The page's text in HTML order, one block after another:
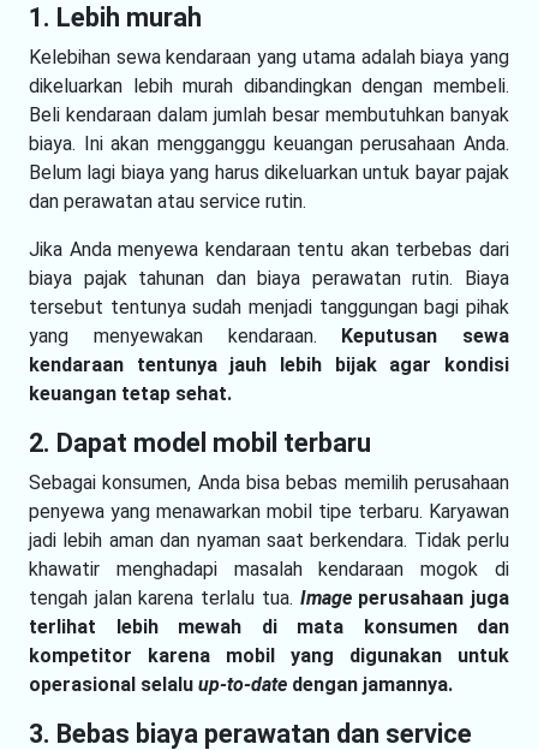
1. Lebih murah
Kelebihan sewa kendaraan yang utama adalah biaya yang
dikeluarkan lebih murah dibandingkan dengan membeli.
Beli kendaraan dalam jumlah besar membutuhkan banyak
biaya. Ini akan mengganggu keuangan perusahaan Anda.
Belum lagi biaya yang harus dikeluarkan untuk bayar pajak
dan perawatan atau service rutin.
Jika Anda menyewa kendaraan tentu akan terbebas dari
biaya pajak tahunan dan biaya perawatan rutin. Biaya
tersebut tentunya sudah menjadi tanggungan bagi pihak
yang menyewakan kendaraan. Keputusan sewa
kendaraan tentunya jauh lebih bijak agar kondisi
keuangan tetap sehat.
2. Dapat model mobil terbaru
Sebagai konsumen, Anda bisa bebas memilih perusahaan
penyewa yang menawarkan mobil tipe terbaru. Karyawan
jadi lebih aman dan nyaman saat berkendara. Tidak perlu
khawatir menghadapi masalah kendaraan mogok di
tengah jalan karena terlalu tua. Image perusahaan juga
terlihat lebih mewah di mata konsumen dan
kompetitor karena mobil yang digunakan untuk
operasional selalu up-to-date dengan jamannya.
3. Bebas biaya perawatan dan service